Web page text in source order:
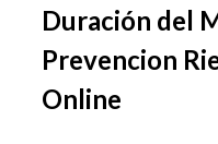
Duración del
Prevencion
Online